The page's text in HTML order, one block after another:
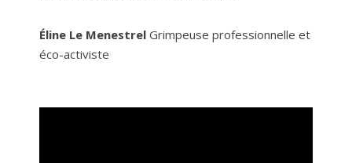
Éline Le Menestrel Grimpeuse professionnelle et
éco-activiste